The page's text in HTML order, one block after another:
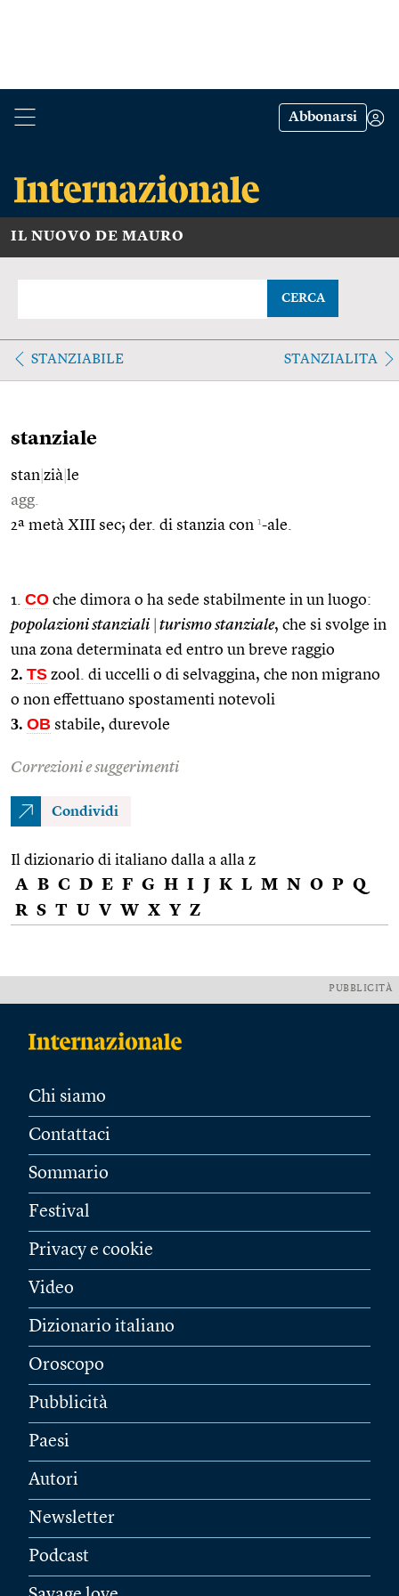
Abbonarsi
IL NUOVO DE MAURO
CERCA
STANZIABILE STANZIALITA
stanziale
stan zià le
agg.
2ª metà XIII sec; der. di stanzia con 1-ale.
1. CO che dimora o ha sede stabilmente in un luogo:
popolazioni stanziali
turismo stanziale, che si svolge in
una zona determinata ed entro un breve raggio
2. TS zool. di uccelli o di selvaggina, che non migrano
o non effettuano spostamenti notevoli
3. OB stabile, durevole
Correzioni e suggerimenti
Condividi
Il dizionario di italiano dalla a alla z
A B C D E F G H I J K L M N O P Q
R S T U V W X Y Z
PUBBLICITÀ
Chi siamo
Contattaci
Sommario
Festival
Privacy e cookie
Video
Dizionario italiano
Oroscopo
Pubblicità
Paesi
Autori
Newsletter
Podcast